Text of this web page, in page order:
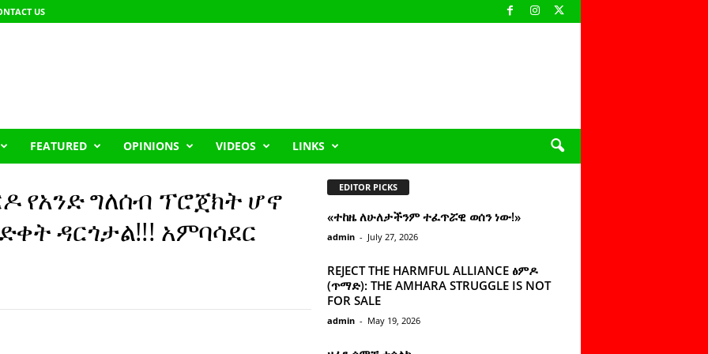
US
FEATURED OPINIONS VIDEOS LINKS
የአንድ ግለሰብ ፕሮጀክት ሆኖ
ዳርጎታል!!! አምባሳደር
EDITOR PICKS
«ተከዜ ለሁለታችንም ተፈጥሯዊ ወሰን ነው!»
admin - July 27, 2026
REJECT THE HARMFUL ALLIANCE ፅምዶ
(ጥማድ): THE AMHARA STRUGGLE IS NOT
FOR SALE
admin - May 19, 2026